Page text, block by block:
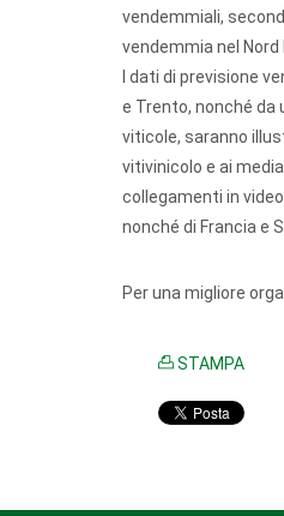
vendemmiali,
vendemmia nel Nord
I dati di previsione
e Trento, nonché da
viticole, saranno
vitivinicolo e ai
collegamenti in
nonché di Francia e
Per una migliore
STAMPA